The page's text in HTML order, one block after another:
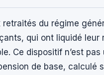
retraités du régime
qui ont liquidé leur
Ce dispositif n’est
de base, calculé